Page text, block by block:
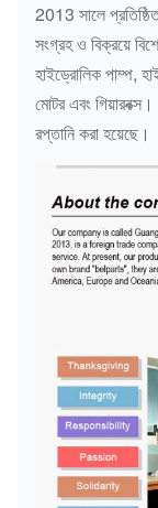
2013 সালে
সংগ্রহ ও বিক্রয়ে
হাইড্রোলিক পাম্প,
মোটর এবং
রপ্তানি করা হয়েছে।